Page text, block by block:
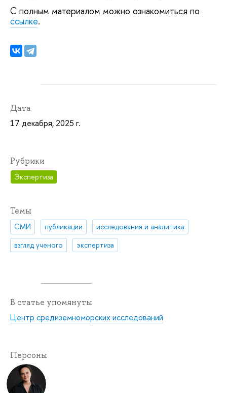
С полным материалом можно ознакомиться по
ссылке.
Дата
17 декабря, 2025 г.
Рубрики
Экспертиза
Темы
СМИ публикации
исследования и аналитика
взгляд ученого
экспертиза
В статье упомянуты
Центр средиземноморских исследований
Персоны